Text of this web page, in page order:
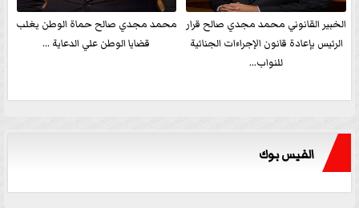
الخبير القانوني محمد مجدي صالح قرار
الرئيس بإعادة قانون الإجراءات الجنائية
للنواب...
محمد مجدي صالح حماة الوطن يغلب
قضايا الوطن علي الدعاية ...
الفيس بوك